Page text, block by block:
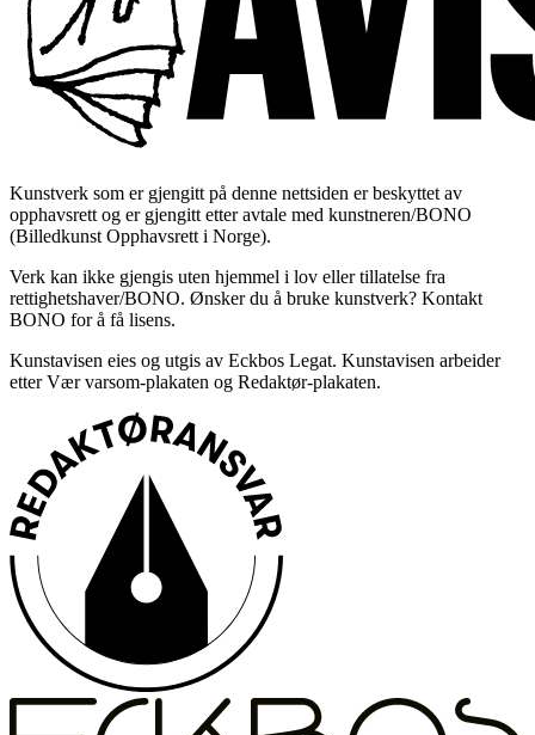
Kunstverk som er gjengitt på denne nettsiden er beskyttet av
opphavsrett og er gjengitt etter avtale med kunstneren/BONO
(Billedkunst Opphavsrett i Norge).
Verk kan ikke gjengis uten hjemmel i lov eller tillatelse fra
rettighetshaver/BONO. Ønsker du å bruke kunstverk? Kontakt
BONO for å få lisens.
Kunstavisen eies og utgis av Eckbos Legat. Kunstavisen arbeider
etter Vær varsom-plakaten og Redaktør-plakaten.